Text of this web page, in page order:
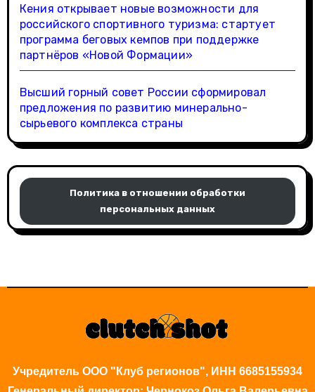
Кения открывает новые возможности для
российского спортивного туризма: стартует
программа беговых кемпов при поддержке
партнёров «Новой Формации»
Высший горный совет России сформировал
предложения по развитию минерально-
сырьевого комплекса страны
Политика в отношении обработки
персональных данных
Учредитель ООО "Клуб регионов", ИНН 6685155934